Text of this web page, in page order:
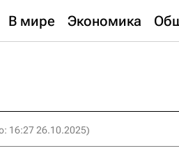
В мире Экономика
16:27 26.10.2025)